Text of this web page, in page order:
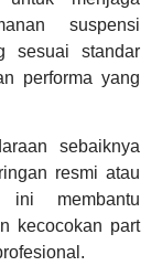
suspensi
sesuai standar
performa yang
sebaiknya
resmi atau
ini membantu
kecocokan part